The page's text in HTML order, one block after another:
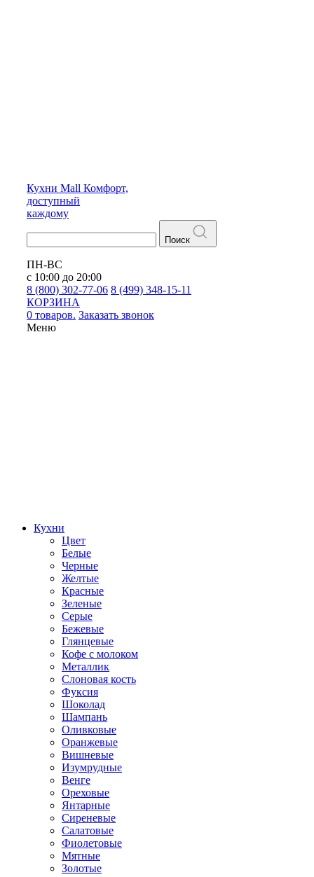
Кухни Mall Комфорт,
доступный
каждому
Поиск
ПН-ВС
с 10:00 до 20:00
8 (800) 302-77-06 8 (499) 348-15-11
КОРЗИНА
0 товаров. Заказать звонок
Меню
Кухни
Цвет
Белые
Черные
Желтые
Красные
Зеленые
Серые
Бежевые
Глянцевые
Кофе с молоком
Металлик
Слоновая кость
Фуксия
Шоколад
Шампань
Оливковые
Оранжевые
Вишневые
Изумрудные
Венге
Ореховые
Янтарные
Сиреневые
Салатовые
Фиолетовые
Мятные
Золотые